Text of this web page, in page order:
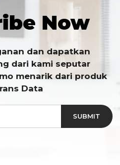
Now
dan dapatkan
dari kami seputar
menarik dari produk
Data
SUBMIT